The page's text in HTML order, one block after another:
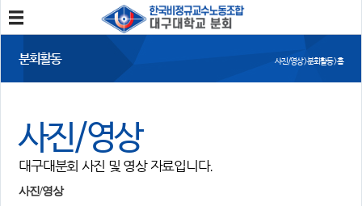
분회소개
분회활동
공지사항
사진/영상
회의록
분회활동 사진/영상 > 분회활동 > 홈
사진/영상
대구대분회 사진 및 영상 자료입니다.
사진/영상